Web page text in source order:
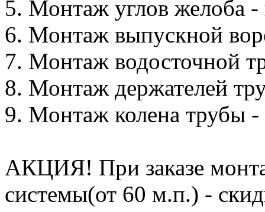
5. Монтаж углов желоба
6. Монтаж выпускной
7. Монтаж водосточной
8. Монтаж держателей
9. Монтаж колена трубы
АКЦИЯ! При заказе
системы(от 60 м.п.) -